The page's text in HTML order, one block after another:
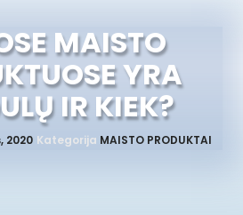
MAISTO
YRA
IR KIEK?
2020 Kategorija MAISTO PRODUKTAI